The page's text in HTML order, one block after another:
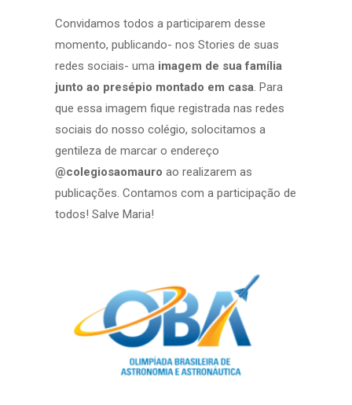
Convidamos todos a participarem desse
momento, publicando- nos Stories de suas
redes sociais- uma imagem de sua família
junto ao presépio montado em casa. Para
que essa imagem fique registrada nas redes
sociais do nosso colégio, solocitamos a
gentileza de marcar o endereço
@colegiosaomauro ao realizarem as
publicações. Contamos com a participação de
todos! Salve Maria!